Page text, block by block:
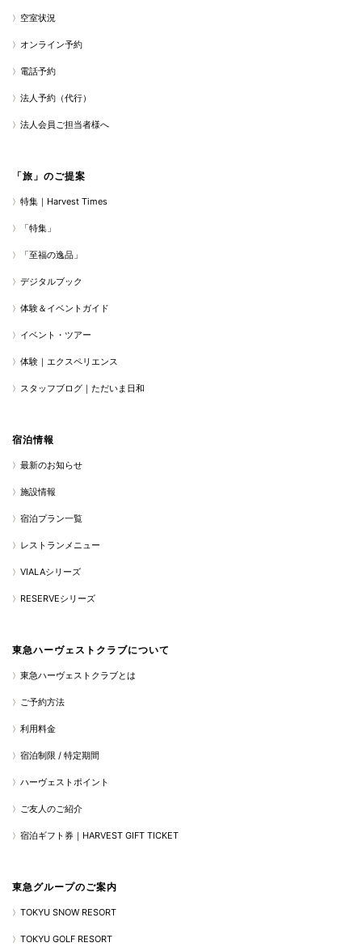
空室状況
オンライン予約
電話予約
法人予約（代行）
法人会員ご担当者様へ
「旅」のご提案
特集｜Harvest Times
「特集」
「至福の逸品」
デジタルブック
体験＆イベントガイド
イベント・ツアー
体験｜エクスペリエンス
スタッフブログ｜ただいま日和
宿泊情報
最新のお知らせ
施設情報
宿泊プラン一覧
レストランメニュー
VIALAシリーズ
RESERVEシリーズ
東急ハーヴェストクラブについて
東急ハーヴェストクラブとは
ご予約方法
利用料金
宿泊制限 / 特定期間
ハーヴェストポイント
ご友人のご紹介
宿泊ギフト券｜HARVEST GIFT TICKET
東急グループのご案内
TOKYU SNOW RESORT
TOKYU GOLF RESORT